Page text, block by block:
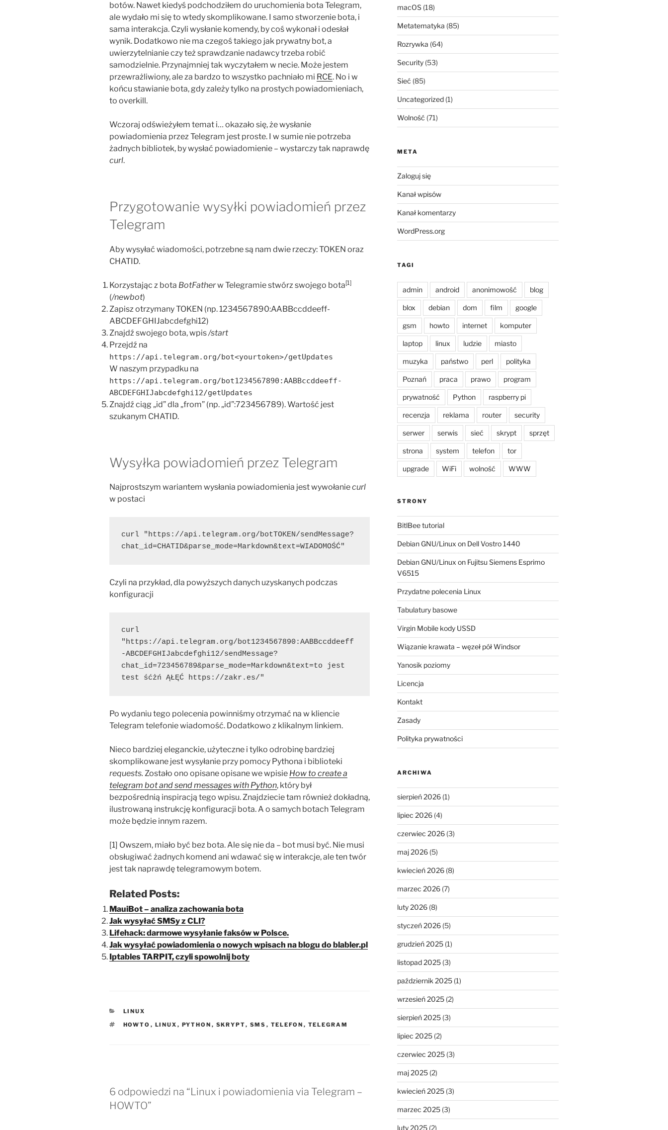
botów. Nawet kiedyś podchodziłem do uruchomienia bota Telegram,
ale wydało mi się to wtedy skomplikowane. I samo stworzenie bota, i
sama interakcja. Czyli wysłanie komendy, by coś wykonał i odesłał
wynik. Dodatkowo nie ma czegoś takiego jak prywatny bot, a
uwierzytelnianie czy też sprawdzanie nadawcy trzeba robić
samodzielnie. Przynajmniej tak wyczytałem w necie. Może jestem
przewrażliwiony, ale za bardzo to wszystko pachniało mi RCE. No i w
końcu stawianie bota, gdy zależy tylko na prostych powiadomieniach,
to overkill.
Wczoraj odświeżyłem temat i… okazało się, że wysłanie
powiadomienia przez Telegram jest proste. I w sumie nie potrzeba
żadnych bibliotek, by wysłać powiadomienie – wystarczy tak naprawdę
curl.
Przygotowanie wysyłki powiadomień przez
Telegram
Aby wysyłać wiadomości, potrzebne są nam dwie rzeczy: TOKEN oraz
CHATID.
Korzystając z bota BotFatherw Telegramie stwórz swojego bota[1]
(/newbot)
Zapisz otrzymany TOKEN (np. 1234567890:AABBccddeeff-
ABCDEFGHIJabcdefghi12)
Znajdź swojego bota, wpis/start
Przejdź na
https://api.telegram.org/bot<yourtoken>/getUpdates
W naszym przypadku na
https://api.telegram.org/bot1234567890:AABBccddeeff-
ABCDEFGHIJabcdefghi12/getUpdates
Znajdź ciąg „id” dla „from” (np. „id”:723456789). Wartość jest
szukanym CHATID.
Wysyłka powiadomień przez Telegram
Najprostszym wariantem wysłania powiadomienia jest wywołaniecurl
w postaci
curl "https://api.telegram.org/botTOKEN/sendMessage?
chat_id=CHATID&parse_mode=Markdown&text=WIADOMOŚĆ"
Czyli na przykład, dla powyższych danych uzyskanych podczas
konfiguracji
curl
"https://api.telegram.org/bot1234567890:AABBccddeeff
-ABCDEFGHIJabcdefghi12/sendMessage?
chat_id=723456789&parse_mode=Markdown&text=to jest
test śćżń ĄŁĘĆ https://zakr.es/"
Po wydaniu tego polecenia powinniśmy otrzymać na w kliencie
Telegram telefonie wiadomość. Dodatkowo z klikalnym linkiem.
Nieco bardziej eleganckie, użyteczne i tylko odrobinę bardziej
skomplikowane jest wysyłanie przy pomocy Pythona i biblioteki
requests. Zostało ono opisane opisane we wpisie How to create a
telegram bot and send messages with Python, który był
bezpośrednią inspiracją tego wpisu. Znajdziecie tam również dokładną,
ilustrowaną instrukcję konfiguracji bota. A o samych botach Telegram
może będzie innym razem.
[1] Owszem, miało być bez bota. Ale się nie da – bot musi być. Nie musi
obsługiwać żadnych komend ani wdawać się w interakcje, ale ten twór
jest tak naprawdę telegramowym botem.
Related Posts:
MauiBot – analiza zachowania bota
Jak wysyłać SMSy z CLI?
Lifehack: darmowe wysyłanie faksów w Polsce.
Jak wysyłać powiadomienia o nowych wpisach na blogu do blabler.pl
Iptables TARPIT, czyli spowolnij boty
KATEGORIE
LINUX
TAGI
HOWTO , LINUX , PYTHON , SKRYPT, SMS , TELEFON , TELEGRAM
6 odpowiedzi na “Linux i powiadomienia via Telegram –
HOWTO”
macOS(18)
Metatematyka (85)
Rozrywka (64)
Security(53)
Sieć (85)
Uncategorized(1)
Wolność (71)
META
Zaloguj się
Kanał wpisów
Kanał komentarzy
WordPress.org
TAGI
admin android anonimowość blog
blox debian dom film google
gsm howto internet komputer
laptop linux ludzie miasto
muzyka państwo perl polityka
Poznań praca prawo program
prywatność Python raspberry pi
recenzja reklama router security
serwer serwis sieć skrypt sprzęt
strona system telefon tor
upgrade WiFi wolność WWW
STRONY
BitlBee tutorial
Debian GNU/Linux on Dell Vostro 1440
Debian GNU/Linux on Fujitsu Siemens Esprimo
V6515
Przydatne polecenia Linux
Tabulatury basowe
Virgin Mobile kody USSD
Wiązanie krawata – węzeł pół Windsor
Yanosik poziomy
Licencja
Kontakt
Zasady
Polityka prywatności
ARCHIWA
sierpień 2026(1)
lipiec 2026(4)
czerwiec 2026(3)
maj 2026(5)
kwiecień 2026(8)
marzec 2026(7)
luty 2026(8)
styczeń 2026(5)
grudzień 2025(1)
listopad 2025(3)
październik 2025(1)
wrzesień 2025(2)
sierpień 2025(3)
lipiec 2025(2)
czerwiec 2025(3)
maj 2025(2)
kwiecień 2025(3)
marzec 2025(3)
luty 2025(2)